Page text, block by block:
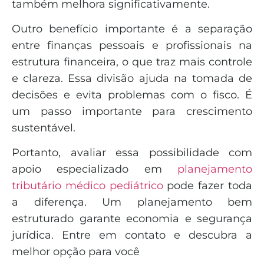
também melhora significativamente.
Outro benefício importante é a separação
entre finanças pessoais e profissionais na
estrutura financeira, o que traz mais controle
e clareza. Essa divisão ajuda na tomada de
decisões e evita problemas com o fisco. É
um passo importante para crescimento
sustentável.
Portanto, avaliar essa possibilidade com
apoio especializado em planejamento
tributário médico pediátricopode fazer toda
a diferença. Um planejamento bem
estruturado garante economia e segurança
jurídica. Entre em contato e descubra a
melhor opção para você